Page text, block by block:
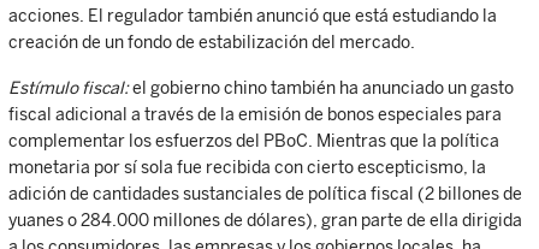
acciones. El regulador también anunció que está estudiando la
creación de un fondo de estabilización del mercado.
Estímulo fiscal:el gobierno chino también ha anunciado un gasto
fiscal adicional a través de la emisión de bonos especiales para
complementar los esfuerzos del PBoC. Mientras que la política
monetaria por sí sola fue recibida con cierto escepticismo, la
adición de cantidades sustanciales de política fiscal (2 billones de
yuanes o 284.000 millones de dólares), gran parte de ella dirigida